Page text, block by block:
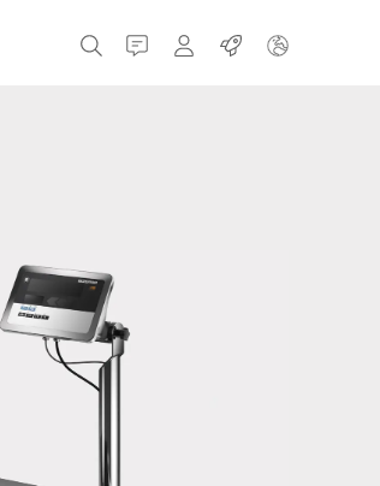
Contact MyBizerba
Emplois
Grèce
Pays-Bas
Russie